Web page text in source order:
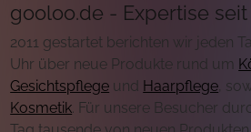
gooloo.de - Expertise seit
2011 gestartet berichten wir jeden
Uhr über neue Produkte rund um
Gesichtspflege und Haarpflege ,
Kosmetik. Für unsere Besucher